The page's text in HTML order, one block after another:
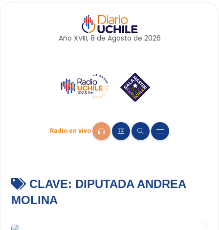
Año XVIII, 8 de Agosto de 2026
Radio en vivo
CLAVE: DIPUTADA ANDREA
MOLINA